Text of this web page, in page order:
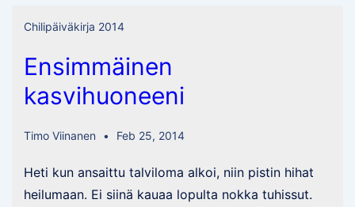
Chilipäiväkirja 2014
Ensimmäinen
kasvihuoneeni
Timo Viinanen Feb 25, 2014
Heti kun ansaittu talviloma alkoi, niin pistin hihat
heilumaan. Ei siinä kauaa lopulta nokka tuhissut.